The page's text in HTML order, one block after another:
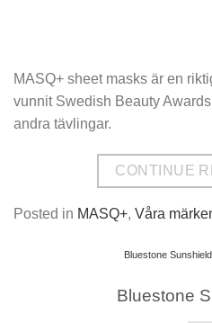
MASQ+ sheet masks är en
vunnit Swedish Beauty
andra tävlingar.
CONTINUE
Posted in MASQ+, Våra
Bluestone
Bluestone